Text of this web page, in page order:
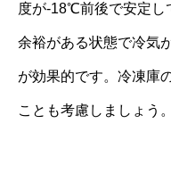
度が‐18℃前後で安定し
余裕がある状態で冷気
が効果的です。冷凍庫
ことも考慮しましょう。